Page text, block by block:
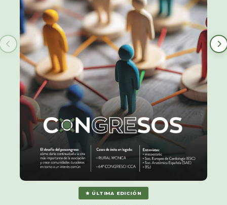
Soc. Europea de Cardiología (ESC)
Soc. Anatómica Española (SAE)
BSJ
CASOS DE ÉXITO
RURAL WONCA 2022 – CONGRESO GLOBAL DE SANIDAD
RURAL
64º CONGRESO GLOBAL DE ICCA 2025
DESTINO
LLEIDA
INFORMES
LAS SUBVENCIONES COMO CATALIZADOR, DE CONFERLI /
#MEET4IMPACT / GDS-MOVEMENT
EL ESPACIO DE REUNIÓN DEL FUTURO, DE IACC
ÚLTIMA EDICIÓN